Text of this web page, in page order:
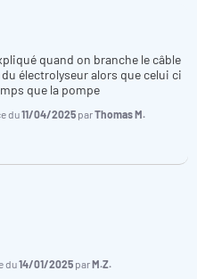
quand on branche le câble
électrolyseur alors que celui ci
que la pompe
du11/04/2025 parThomas M.
du14/01/2025 parM.Z.